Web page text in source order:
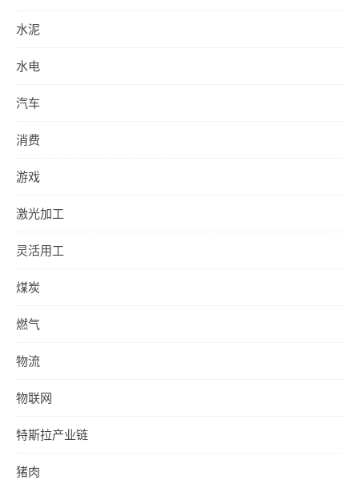
水泥
水电
汽车
消费
游戏
激光加工
灵活用工
煤炭
燃气
物流
物联网
特斯拉产业链
猪肉